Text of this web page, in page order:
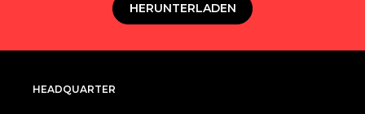
HERUNTERLADEN
HEADQUARTER